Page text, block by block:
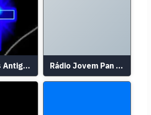
Rádio Hinos Antigos & Atuais Rádio Jovem Pan 620 AM